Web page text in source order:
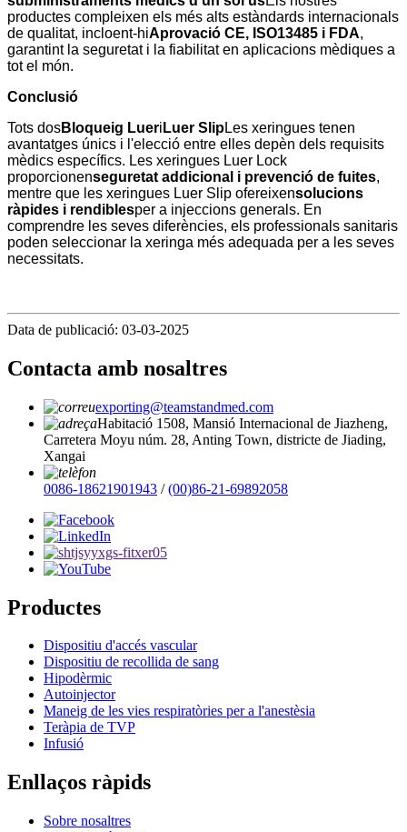
productes compleixen els més alts estàndards internacionals
de qualitat, incloent-hiAprovació CE, ISO13485 i FDA,
garantint la seguretat i la fiabilitat en aplicacions mèdiques a
tot el món.
Conclusió
Tots dosBloqueig Lueri Luer SlipLes xeringues tenen
avantatges únics i l'elecció entre elles depèn dels requisits
mèdics específics. Les xeringues Luer Lock
proporcionenseguretat addicional i prevenció de fuites,
mentre que les xeringues Luer Slip ofereixensolucions
ràpides i rendiblesper a injeccions generals. En
comprendre les seves diferències, els professionals sanitaris
poden seleccionar la xeringa més adequada per a les seves
necessitats.
Data de publicació: 03-03-2025
Contacta amb nosaltres
exporting@teamstandmed.com
Habitació 1508, Mansió Internacional de Jiazheng,
Carretera Moyu núm. 28, Anting Town, districte de Jiading,
Xangai
0086-18621901943 /(00)86-21-69892058
Productes
Dispositiu d'accés vascular
Dispositiu de recollida de sang
Hipodèrmic
Autoinjector
Maneig de les vies respiratòries per a l'anestèsia
Teràpia de TVP
Infusió
Enllaços ràpids
Sobre nosaltres